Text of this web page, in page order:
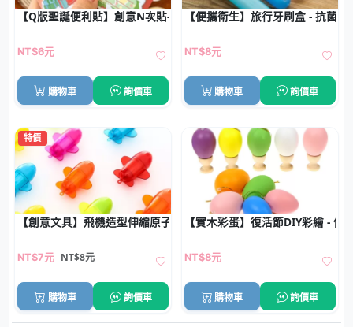
【Q版聖誕便利貼】創意N次貼-雪人聖誕老人
NT$6元
購物車 詢價車
【便攜衛生】旅行牙刷盒 - 抗菌防
NT$8元
購物車 詢價車
特價
【創意文具】飛機造型伸縮原子筆 - 趣味航空主題圓珠筆
NT$7元 NT$8元
購物車 詢價車
【實木彩蛋】復活節DIY彩繪 - 仿
NT$8元
購物車 詢價車